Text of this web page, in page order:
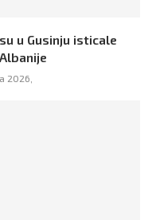
u Gusinju isticale
2026,